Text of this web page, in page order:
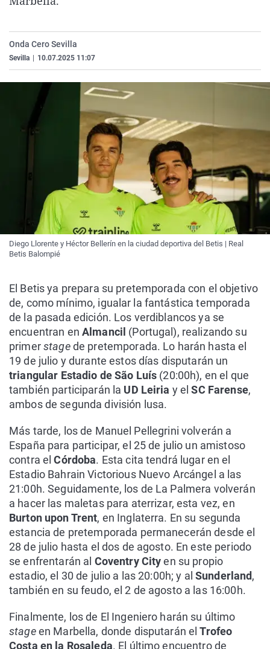
Gente viajera
Retornados
Operación Viuda
Galicia
Navarra
Televisión
Onda Cero Sevilla
Sevilla 10.07.2025 11:07
Diego Llorente y Héctor Bellerín en la ciudad deportiva del Betis | Real
Betis Balompié
El Betis ya prepara su pretemporada con el objetivo
de, como mínimo, igualar la fantástica temporada
de la pasada edición. Los verdiblancos ya se
encuentran en Almancil (Portugal), realizando su
primerstagede pretemporada. Lo harán hasta el
19 de julio y durante estos días disputarán un
triangular Estadio de São Luís (20:00h), en el que
también participarán la UD Leiria y el SC Farense,
ambos de segunda división lusa.
Más tarde, los de Manuel Pellegrini volverán a
España para participar, el 25 de julio un amistoso
contra elCórdoba. Esta cita tendrá lugar en el
Estadio Bahrain Victorious Nuevo Arcángel a las
21:00h. Seguidamente, los de La Palmera volverán
a hacer las maletas para aterrizar, esta vez, en
Burton upon Trent, en Inglaterra. En su segunda
estancia de pretemporada permanecerán desde el
28 de julio hasta el dos de agosto. En este periodo
se enfrentarán al Coventry Cityen su propio
estadio, el 30 de julio a las 20:00h; y alSunderland,
también en su feudo, el 2 de agosto a las 16:00h.
Finalmente, los de El Ingeniero harán su último
stageen Marbella, donde disputarán elTrofeo
Costa en la Rosaleda. El último encuentro de